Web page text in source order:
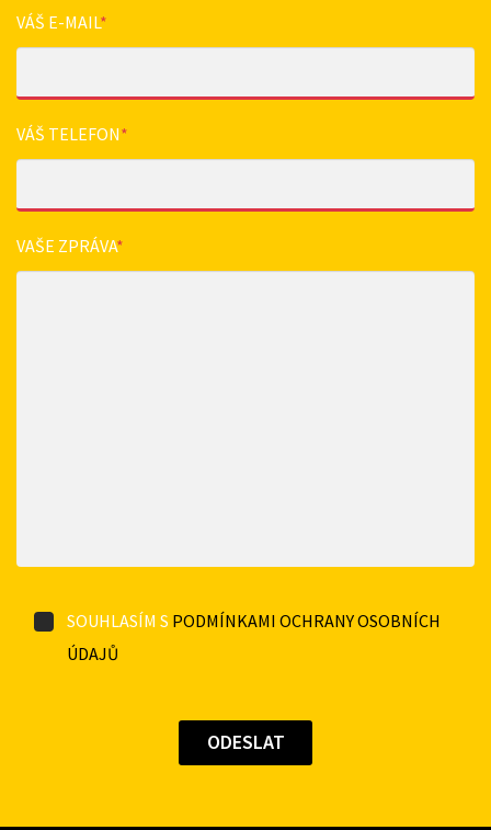
VÁŠ E-MAIL*
VÁŠ TELEFON*
VAŠE ZPRÁVA*
SOUHLASÍM S PODMÍNKAMI OCHRANY OSOBNÍCH
ÚDAJŮ